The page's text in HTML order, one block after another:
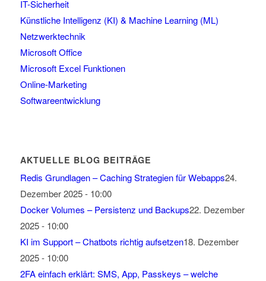
IT-Sicherheit
Künstliche Intelligenz (KI) & Machine Learning (ML)
Netzwerktechnik
Microsoft Office
Microsoft Excel Funktionen
Online-Marketing
Softwareentwicklung
AKTUELLE BLOG BEITRÄGE
Redis Grundlagen – Caching Strategien für Webapps24.
Dezember 2025 - 10:00
Docker Volumes – Persistenz und Backups22. Dezember
2025 - 10:00
KI im Support – Chatbots richtig aufsetzen18. Dezember
2025 - 10:00
2FA einfach erklärt: SMS, App, Passkeys – welche